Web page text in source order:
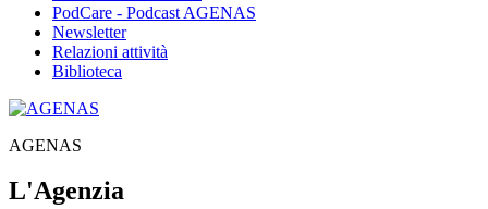
PodCare - Podcast AGENAS
Newsletter
Relazioni attività
Biblioteca
AGENAS
L'Agenzia